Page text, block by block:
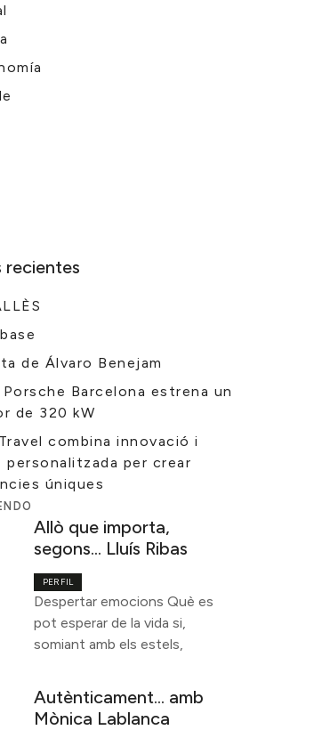
recientes
de Álvaro Benejam
Barcelona estrena un
de 320 kW
combina innovació i
personalitzada per crear
úniques
Allò que importa,
segons… Lluís Ribas
PERFIL
Despertar emocions Què es
pot esperar de la vida si,
somiant amb els estels,
Autènticament… amb
Mònica Lablanca